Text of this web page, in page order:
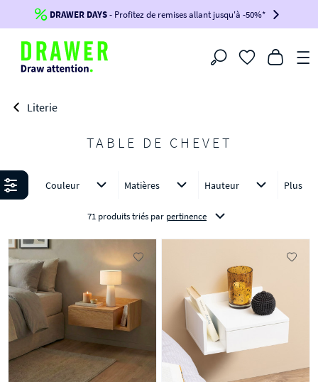
Jusqu'à-100€*sur votre commande !
BIKINI100
-voir conditions en bas de page-
DRAWER DAYS- Profitez de remises allant jusqu'à -50%*
Filtrer
Literie
TABLE DE CHEVET
Affiner Couleur Matières Hauteur Plus
71 produits triés par pertinence